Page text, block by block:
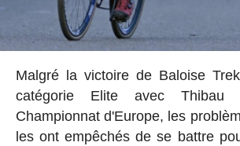
Malgré la victoire de Baloise
catégorie Elite avec
Championnat d'Europe, les
les ont empêchés de se battre